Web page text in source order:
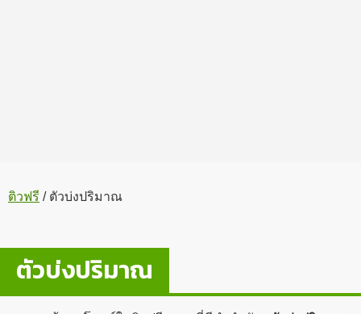
ติวฟรี /ตัวบ่งปริมาณ
ตัวบ่งปริมาณ